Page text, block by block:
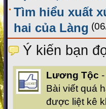
Tìm hiểu xuất
hai của Làng
Ý kiến bạn
Lương Tộc -
Bài viết quá
được liệt kê